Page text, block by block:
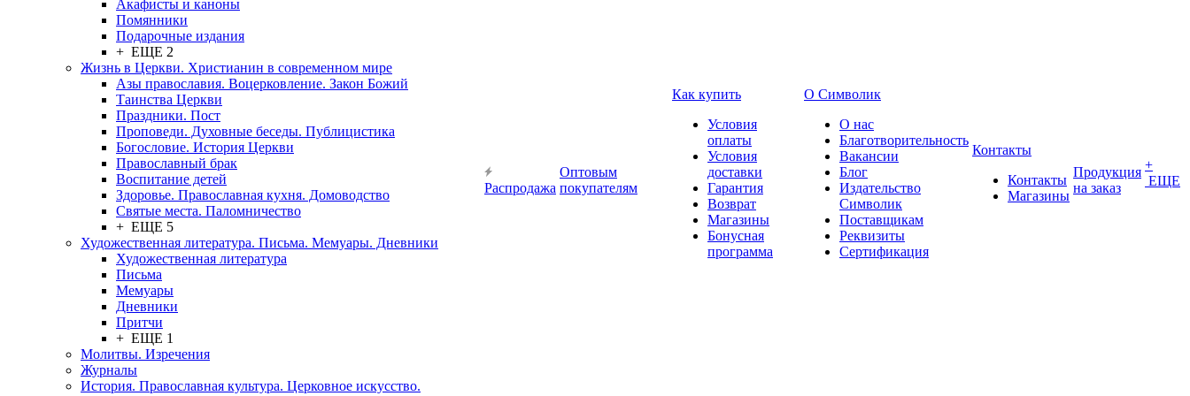
Акафисты и каноны
Помянники
Подарочные издания
+ ЕЩЕ 2
Жизнь в Церкви. Христианин в современном мире
Азы православия. Воцерковление. Закон Божий
Таинства Церкви
Праздники. Пост
Проповеди. Духовные беседы. Публицистика
Богословие. История Церкви
Православный брак
Воспитание детей
Здоровье. Православная кухня. Домоводство
Святые места. Паломничество
+ ЕЩЕ 5
Художественная литература. Письма. Мемуары. Дневники
Художественная литература
Письма
Мемуары
Дневники
Притчи
+ ЕЩЕ 1
Молитвы. Изречения
Журналы
История. Православная культура. Церковное искусство.
Распродажа
Оптовым
покупателям
Как купить
Условия
оплаты
Условия
доставки
Гарантия
Возврат
Магазины
Бонусная
программа
О Символик
О нас
Благотворительность
Вакансии
Блог
Издательство
Символик
Поставщикам
Реквизиты
Сертификация
Контакты
Контакты
Магазины
Продукция
на заказ
+
ЕЩЕ